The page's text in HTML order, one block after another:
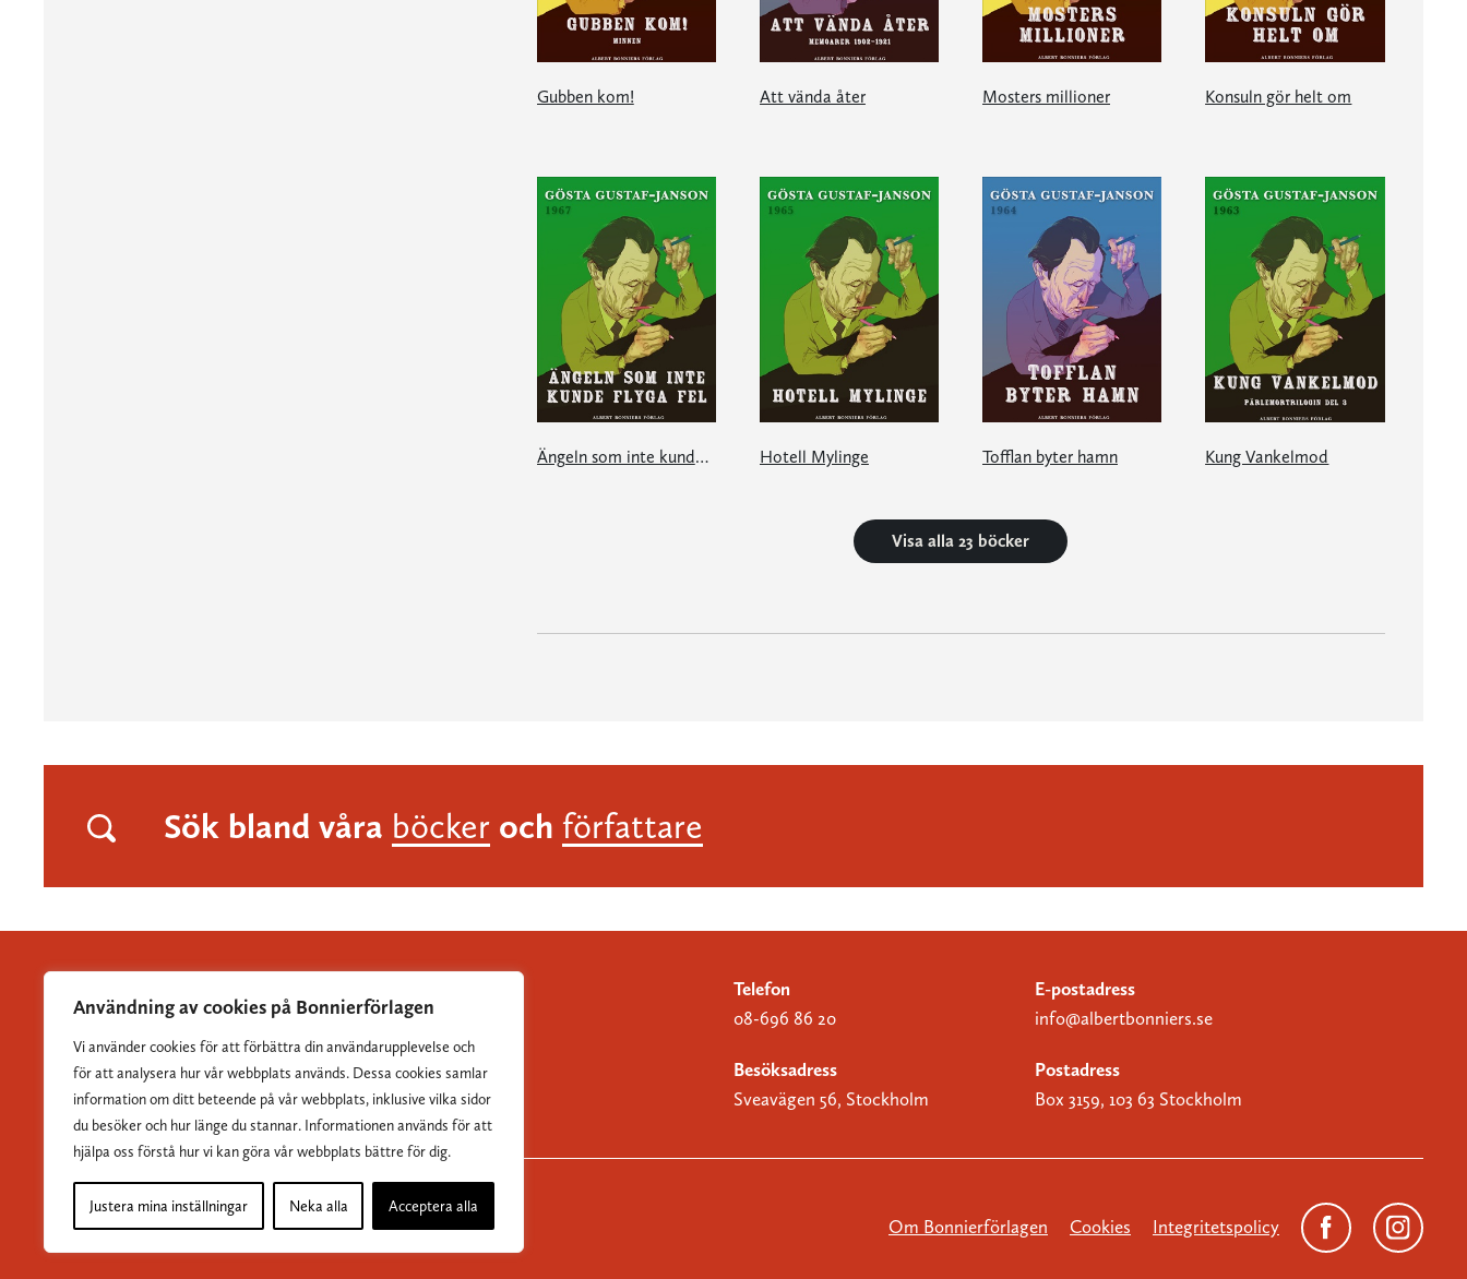
Användning av cookies på Bonnierförlagen
Vi använder cookies för att förbättra din användarupplevelse och
för att analysera hur vår webbplats används. Dessa cookies samlar
information om ditt beteende på vår webbplats, inklusive vilka sidor
du besöker och hur länge du stannar. Informationen används för att
hjälpa oss förstå hur vi kan göra vår webbplats bättre för dig.
Justera mina inställningar Neka alla Acceptera alla
Gubben kom! Att vända åter Mosters millioner Konsuln gör helt om
Ängeln som inte kunde flyga fel Hotell Mylinge Tofflan byter hamn Kung Vankelmod
Visa alla 23 böcker
Sök bland våra böcker och författare
Albert Bonniers Förlag grundades 1837 och är Sveriges
största skönlitterära förlag.
Telefon
08-696 86 20
E-postadress
info@albertbonniers.se
Besöksadress
Sveavägen 56, Stockholm
Postadress
Box 3159, 103 63 Stockholm
Om Bonnierförlagen Cookies Integritetspolicy